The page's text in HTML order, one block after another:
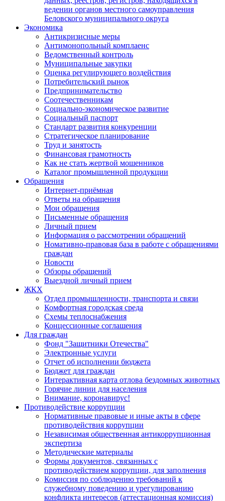
ведении органов местного самоуправления
Беловского муниципального округа
Экономика
Антикризисные меры
Антимонопольный комплаенс
Ведомственный контроль
Муниципальные закупки
Оценка регулирующего воздействия
Потребительский рынок
Предпринимательство
Соотечественникам
Социально-экономическое развитие
Социальный паспорт
Стандарт развития конкуренции
Стратегическое планирование
Труд и занятость
Финансовая грамотность
Как не стать жертвой мошенников
Каталог промышленной продукции
Обращения
Интернет-приёмная
Ответы на обращения
Мои обращения
Письменные обращения
Личный прием
Информация о рассмотрении обращений
Номативно-правовая база в работе с обращениями
граждан
Новости
Обзоры обращений
Выездной личный прием
ЖКХ
Отдел промышленности, транспорта и связи
Комфортная городская среда
Схемы теплоснабжения
Концессионные соглашения
Для граждан
Фонд "Защитники Отечества"
Электронные услуги
Отчет об исполнении бюджета
Бюджет для граждан
Интерактивная карта отлова бездомных животных
Горячие линии для населения
Внимание, коронавирус!
Противодействие коррупции
Нормативные правовые и иные акты в сфере
противодействия коррупции
Независимая общественная антикоррупционная
экспертиза
Методические материалы
Формы документов, связанных с
противодействием коррупции, для заполнения
Комиссия по соблюдению требований к
служебному поведению и урегулированию
конфликта интересов (аттестационная комиссия)